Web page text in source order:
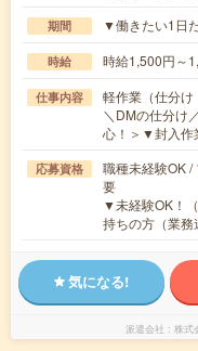
期間 ▼働きたい1日
時給 時給1,500円～
仕事内容
軽作業（仕分け
＼DMの仕分け
心！＞▼封入作
応募資格
職種未経験OK /
要
▼未経験OK！
持ちの方（業
気になる!
派遣会社 株式